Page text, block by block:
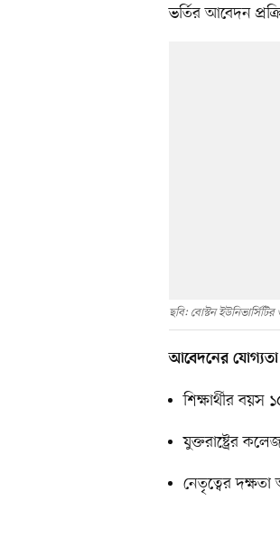
ভর্তির আবেদন
ছবি: বোস্টন
আবেদনের যোগ্যতা
শিক্ষার্থীর বয়স
যুক্তরাষ্ট্রের
নেতৃত্বের